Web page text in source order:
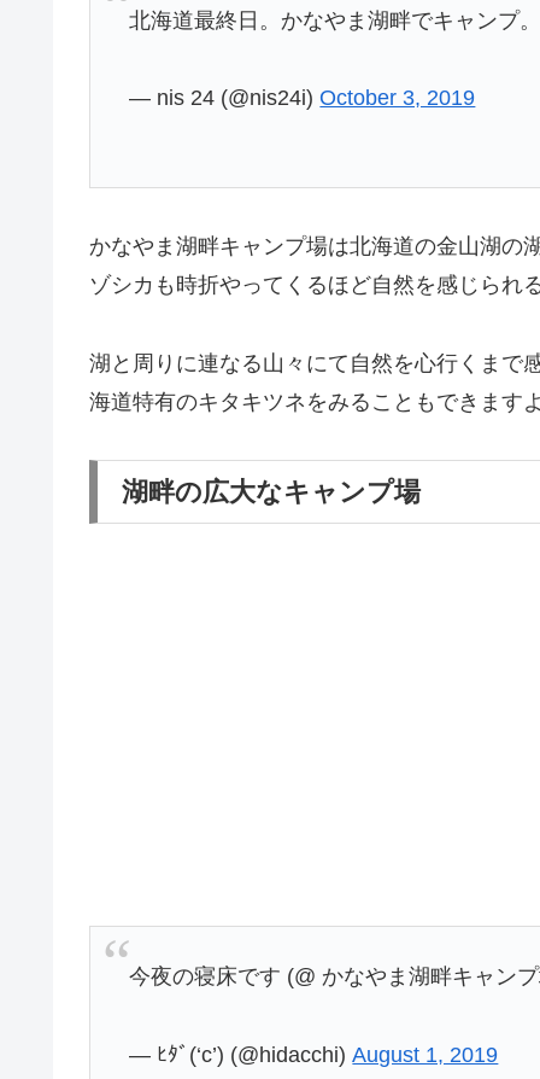
北海道最終日。かなやま湖畔でキャンプ
— nis 24 (@nis24i)October 3, 2019
かなやま湖畔キャンプ場は北海道の金山湖の
ゾシカも時折やってくるほど自然を感じられ
湖と周りに連なる山々にて自然を心行くまで
海道特有のキタキツネをみることもできます
湖畔の広大なキャンプ場
今夜の寝床です (@ かなやま湖畔キャン
— ﾋﾀﾞ(‘c’) (@hidacchi)August 1, 2019